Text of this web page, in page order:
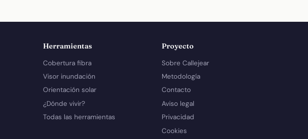
Herramientas
Cobertura fibra
Visor inundación
Orientación solar
¿Dónde vivir?
Todas las herramientas
Proyecto
Sobre Callejear
Metodología
Contacto
Aviso legal
Privacidad
Cookies